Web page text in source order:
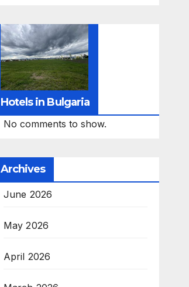
Hotels in Bulgaria
No comments to show.
Archives
June 2026
May 2026
April 2026